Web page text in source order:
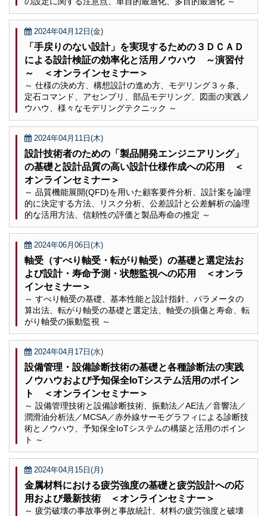
2024年04月12日(金)
「手戻りのない設計」を実現するための３ＤＣＡＤ
による設計検証の効率化と活用ノウハウ ～演習付
～ ＜オンラインセミナー＞
～ 仕様の決め方、構想設計の進め方、モデリング３ヶ条、
定石コマンド、アセンブリ、部品モデリング、図面の実践ノ
ウハウ、様々なモデリングテクニック ～
2024年04月11日(木)
設計技術者のための「製品開発エンジニアリング」
の基礎と設計品質の高い設計仕様作成への応用 ＜
オンラインセミナー＞
～ 品質機能展開(QFD)を用いた顧客要件分析、設計案を論理
的に決定する方法、リスク分析、公差設計と公差解析の論理
的な活用方法、信頼性の評価と製品寿命の推定 ～
2024年06月06日(木)
軸受（すべり軸受・転がり軸受）の基礎と選定法お
よび設計・寿命予測・状態監視への応用 ＜オンラ
インセミナー＞
～ すべり軸受の基礎、基本性能と設計指針、パラメータの
算出法、転がり軸受の基礎と選定法、軸受の損傷と寿命、転
がり軸受の振動監視 ～
2024年04月17日(水)
設備管理・設備診断技術の基礎と各種診断法の実践
ノウハウおよび予知保全IoTシステム活用のポイン
ト ＜オンラインセミナー＞
～ 設備管理技術と設備診断技術、振動法／AE法／音響法／
潤滑油分析法／MCSA／赤外線サーモグラフィによる診断技
術とノウハウ、予知保全IoTシステムの構築と活用のポイン
ト ～
2024年04月15日(月)
金属材料における疲労強度の基礎と疲労設計への応
用および最新技術 ＜オンラインセミナー＞
～ 疲労破壊の事故事例と事故統計、材料の疲労強度と破壊